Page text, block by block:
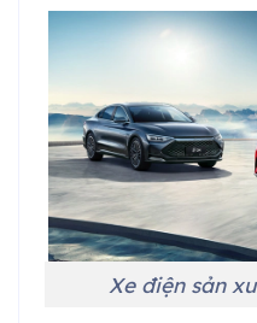
Xe điện sản